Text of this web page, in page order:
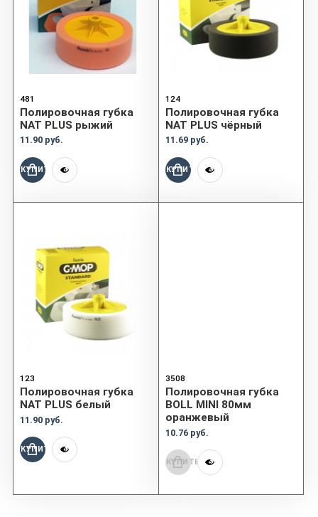
481
Полировочная губка
NAT PLUS рыжий
11.90 руб.
КУПИТЬ
124
Полировочная губка
NAT PLUS чёрный
11.69 руб.
КУПИТЬ
123
Полировочная губка
NAT PLUS белый
11.90 руб.
КУПИТЬ
3508
Полировочная губка
BOLL MINI 80мм
оранжевый
10.76 руб.
КУПИТЬ